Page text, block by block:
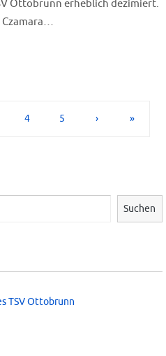
Ottobrunn erheblich dezimiert.
Czamara…
4 5 › »
Suchen
TSV Ottobrunn